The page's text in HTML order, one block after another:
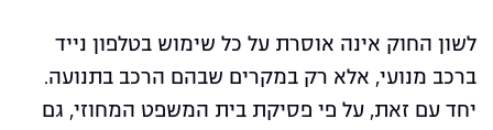
לשון החוק אינה אוסרת על כל שימוש בטלפון נייד
ברכב מנועי, אלא רק במקרים שבהם הרכב בתנועה.
יחד עם זאת, על פי פסיקת בית המשפט המחוזי, גם